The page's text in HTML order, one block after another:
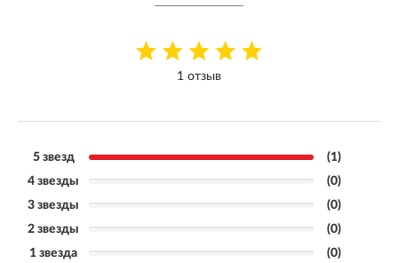
1 отзыв
5 звезд
(1)
4 звезды
(0)
3 звезды
(0)
2 звезды
(0)
1 звезда
(0)